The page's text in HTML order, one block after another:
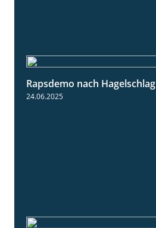
Rapsdemo nach Hagelschlag
24.06.2025